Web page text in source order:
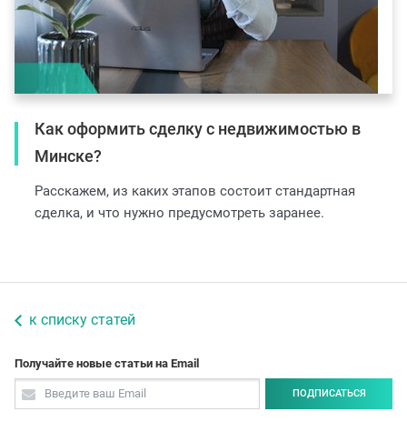
Как оформить сделку с недвижимостью в
Минске?
Расскажем, из каких этапов состоит стандартная
сделка, и что нужно предусмотреть заранее.
к списку статей
Получайте новые статьи на Email
ПОДПИСАТЬСЯ